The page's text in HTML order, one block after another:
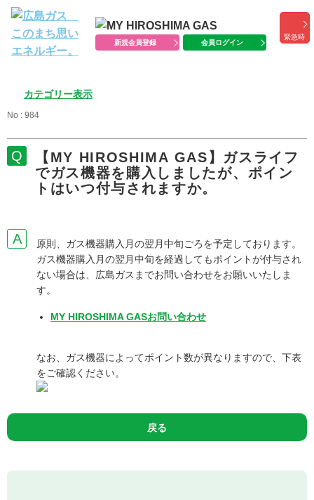
新規会員登録 会員ログイン
緊急時
カテゴリー表示
No : 984
【MY HIROSHIMA GAS】ガスライフ
でガス機器を購入しましたが、ポイン
トはいつ付与されますか。
原則、ガス機器購入月の翌月中旬ごろを予定しております。
ガス機器購入月の翌月中旬を経過してもポイントが付与され
ない場合は、広島ガスまでお問い合わせをお願いいたしま
す。
MY HIROSHIMA GASお問い合わせ
なお、ガス機器によってポイント数が異なりますので、下表
をご確認ください。
戻る